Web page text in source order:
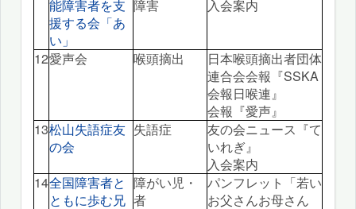
能障害者を支
援する会「あ
い」
障害
入会案内
12愛声会 喉頭摘出
日本喉頭摘出者団体
連合会会報『SSKA
会報日喉連』
会報『愛声』
13松山失語症友
の会
失語症
友の会ニュース『て
いれぎ』
入会案内
14全国障害者と
ともに歩む兄
障がい児・
者
パンフレット「若い
お父さんお母さん